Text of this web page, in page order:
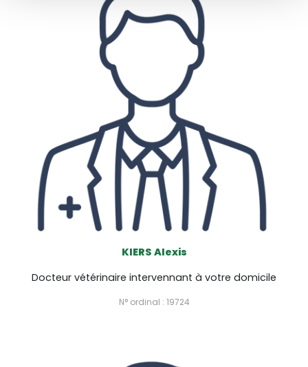
KIERS Alexis
Docteur vétérinaire intervennant à votre domicile
N° ordinal : 19724